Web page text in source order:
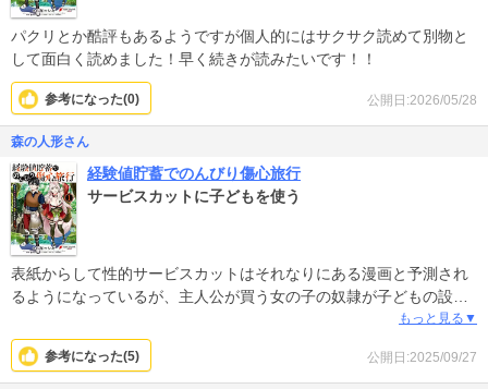
パクリとか酷評もあるようですが個人的にはサクサク読めて別物と
して面白く読めました！早く続きが読みたいです！！
公開日:2026/05/28
参考になった(0)
森の人形さん
経験値貯蓄でのんびり傷心旅行
サービスカットに子どもを使う
表紙からして性的サービスカットはそれなりにある漫画と予測され
るようになっているが、主人公が買う女の子の奴隷が子どもの設定
にも関わらず、その子どもを裸にし不必要にも一緒に風呂に入り成
長しかけた胸部に触るなどという描写があるため、苦手な人は注意
すべき。
もっと見る▼
公開日:2025/09/27
参考になった(5)